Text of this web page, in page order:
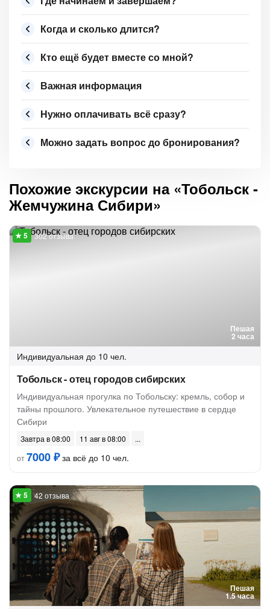
Когда и сколько длится?
Кто ещё будет вместе со мной?
Важная информация
Нужно оплачивать всё сразу?
Можно задать вопрос до бронирования?
Похожие экскурсии на «Тобольск -
Жемчужина Сибири»
Пешая
2 часа
302 отзыва
Индивидуальная до 10 чел.
Тобольск - отец городов сибирских
Индивидуальная прогулка по Тобольску: кремль, собор и
тайны прошлого. Увлекательное путешествие в сердце
Сибири
Завтра в 08:00
11 авг в 08:00
от7000 ₽за всё до 10 чел.
Пешая
1.5 часа
42 отзыва